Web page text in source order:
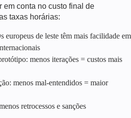
em conta no custo final de
taxas horárias:
europeus de leste têm mais facilidade em
menos iterações = custos mais
menos mal-entendidos = maior
retrocessos e sanções